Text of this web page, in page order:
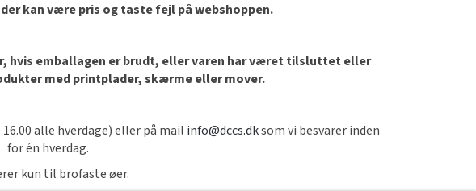
kan være pris og taste fejl på webshoppen.
hvis emballagen er brudt, eller varen har været tilsluttet eller
med printplader, skærme eller mover.
16.00 alle hverdage) eller på mail info@dccs.dksom vi besvarer inden
for én hverdag.
kun til brofaste øer.